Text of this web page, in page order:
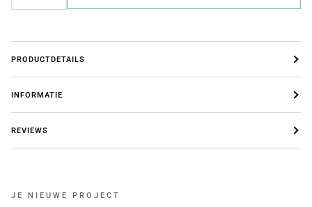
PRODUCTDETAILS
INFORMATIE
REVIEWS
JE NIEUWE PROJECT